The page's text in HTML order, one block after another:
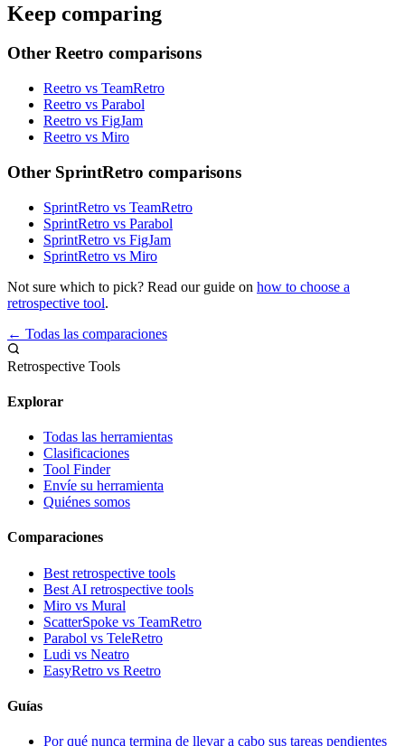
Keep comparing
Other Reetro comparisons
Reetro vs TeamRetro
Reetro vs Parabol
Reetro vs FigJam
Reetro vs Miro
Other SprintRetro comparisons
SprintRetro vs TeamRetro
SprintRetro vs Parabol
SprintRetro vs FigJam
SprintRetro vs Miro
Not sure which to pick? Read our guide on how to choose a
retrospective tool.
← Todas las comparaciones
Retrospective Tools
Explorar
Todas las herramientas
Clasificaciones
Tool Finder
Envíe su herramienta
Quiénes somos
Comparaciones
Best retrospective tools
Best AI retrospective tools
Miro vs Mural
ScatterSpoke vs TeamRetro
Parabol vs TeleRetro
Ludi vs Neatro
EasyRetro vs Reetro
Guías
Por qué nunca termina de llevar a cabo sus tareas pendientes